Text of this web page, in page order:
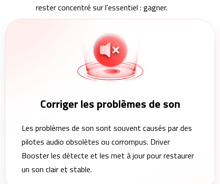
rester concentré sur l’essentiel : gagner.
Corriger les problèmes de son
Les problèmes de son sont souvent causés par des
pilotes audio obsolètes ou corrompus. Driver
Booster les détecte et les met à jour pour restaurer
un son clair et stable.